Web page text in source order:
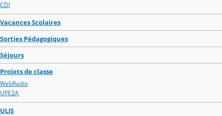
CDI
Vacances Scolaires
Sorties Pédagogiques
Séjours
Projets de classe
WebRadio
UPE2A
ULIS